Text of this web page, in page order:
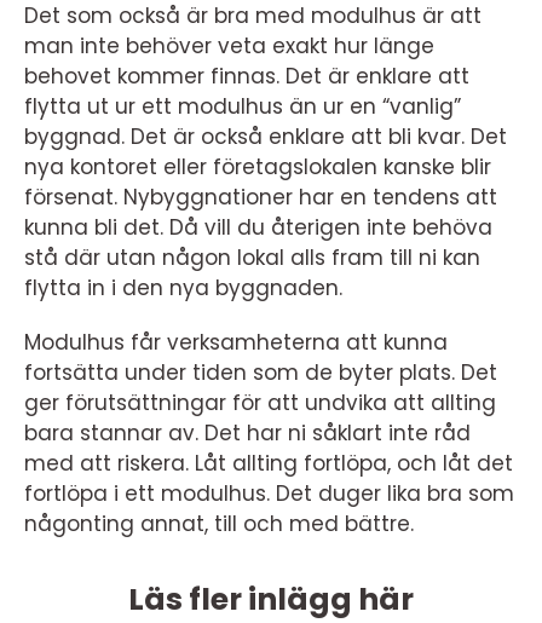
Det som också är bra med modulhus är att
man inte behöver veta exakt hur länge
behovet kommer finnas. Det är enklare att
flytta ut ur ett modulhus än ur en “vanlig”
byggnad. Det är också enklare att bli kvar. Det
nya kontoret eller företagslokalen kanske blir
försenat. Nybyggnationer har en tendens att
kunna bli det. Då vill du återigen inte behöva
stå där utan någon lokal alls fram till ni kan
flytta in i den nya byggnaden.
Modulhus får verksamheterna att kunna
fortsätta under tiden som de byter plats. Det
ger förutsättningar för att undvika att allting
bara stannar av. Det har ni såklart inte råd
med att riskera. Låt allting fortlöpa, och låt det
fortlöpa i ett modulhus. Det duger lika bra som
någonting annat, till och med bättre.
Läs fler inlägg här